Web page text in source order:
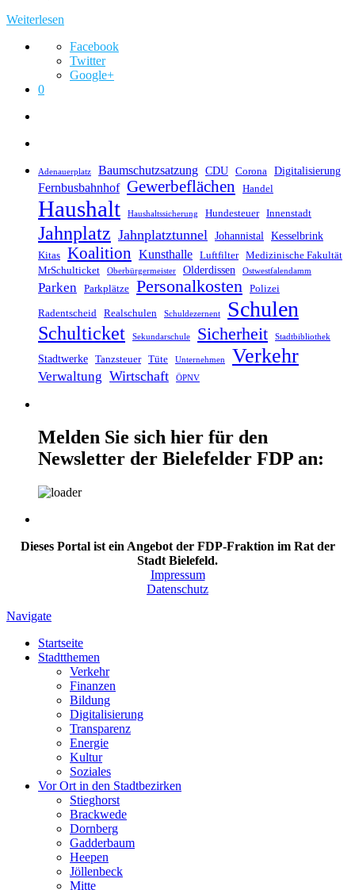
Weiterlesen
Facebook
Twitter
Google+
0
Adenauerplatz Baumschutzsatzung CDU Corona Digitalisierung
Fernbusbahnhof Gewerbeflächen Handel
Haushalt Haushaltssicherung Hundesteuer Innenstadt
Jahnplatz Jahnplatztunnel Johannistal Kesselbrink
Kitas Koalition Kunsthalle Luftfilter
Medizinische Fakultät
MrSchulticket
Oberbürgermeister Olderdissen Ostwestfalendamm
Parken Parkplätze Personalkosten Polizei
Radentscheid Realschulen Schuldezernent Schulen
Schulticket Sekundarschule Sicherheit Stadtbibliothek
Stadtwerke Tanzsteuer Tüte Unternehmen Verkehr
Verwaltung Wirtschaft ÖPNV
Melden Sie sich hier für den
Newsletter der Bielefelder FDP an:
Dieses Portal ist ein Angebot der FDP-Fraktion im Rat der
Stadt Bielefeld.
Impressum
Datenschutz
Navigate
Startseite
Stadtthemen
Verkehr
Finanzen
Bildung
Digitalisierung
Transparenz
Energie
Kultur
Soziales
Vor Ort in den Stadtbezirken
Stieghorst
Brackwede
Dornberg
Gadderbaum
Heepen
Jöllenbeck
Mitte